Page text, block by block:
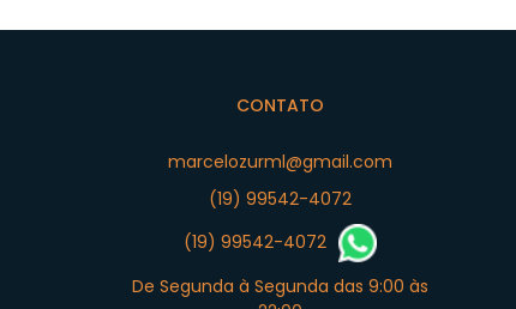
CONTATO
marcelozurml@gmail.com
(19) 99542-4072
(19) 99542-4072
De Segunda à Segunda das 9:00 às